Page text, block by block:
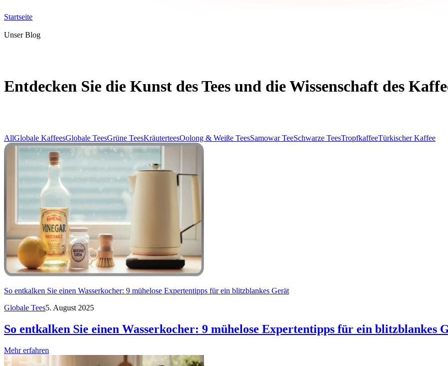
Startseite
Unser Blog
Entdecken Sie die Kunst des Tees und die Wissenschaft des
AllGlobale KaffeesGlobale TeesGrüne TeesKräuterteesOolong & Weiße TeesSamowar TeeSchwarze TeesTropfkaffeeTürkischer Kaffee
So entkalken Sie einen Wasserkocher: 9 mühelose Expertentipps für ein blitzblankes Gerät
Globale Tees5. August 2025
So entkalken Sie einen Wasserkocher: 9 mühelose Expertentipps für ein blitzblankes
Mehr erfahren